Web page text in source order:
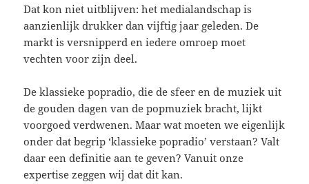
Dat kon niet uitblijven: het medialandschap is
aanzienlijk drukker dan vijftig jaar geleden. De
markt is versnipperd en iedere omroep moet
vechten voor zijn deel.
De klassieke popradio, die de sfeer en de muziek uit
de gouden dagen van de popmuziek bracht, lijkt
voorgoed verdwenen. Maar wat moeten we eigenlijk
onder dat begrip ‘klassieke popradio’ verstaan? Valt
daar een definitie aan te geven? Vanuit onze
expertise zeggen wij dat dit kan.